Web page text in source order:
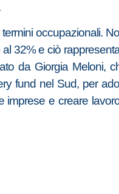
occupazionali.
32% e ciò
da Giorgia Meloni,
fund nel Sud, per
e creare